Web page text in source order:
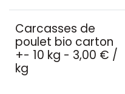
Carcasses de
poulet bio carton
+- 10 kg - 3,00 € /
kg